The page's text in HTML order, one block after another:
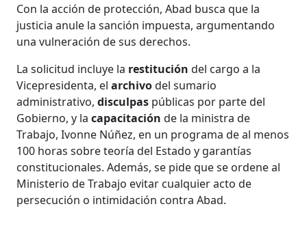
Con la acción de protección, Abad busca que la
justicia anule la sanción impuesta, argumentando
una vulneración de sus derechos.
La solicitud incluye la restitucióndel cargo a la
Vicepresidenta, elarchivodel sumario
administrativo,disculpas públicas por parte del
Gobierno, y lacapacitaciónde la ministra de
Trabajo, Ivonne Núñez, en un programa de al menos
100 horas sobre teoría del Estado y garantías
constitucionales. Además, se pide que se ordene al
Ministerio de Trabajo evitar cualquier acto de
persecución o intimidación contra Abad.